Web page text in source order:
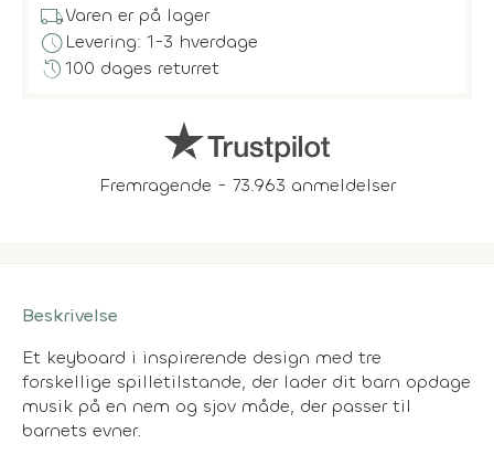
local_shippingVaren er på lager
scheduleLevering: 1-3 hverdage
history100 dages returret
Fremragende - 73.963 anmeldelser
Beskrivelse
Et keyboard i inspirerende design med tre
forskellige spilletilstande, der lader dit barn opdage
musik på en nem og sjov måde, der passer til
barnets evner.